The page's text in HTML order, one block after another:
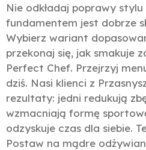
Nie odkładaj poprawy
fundamentem jest dobrze
Wybierz wariant
przekonaj się, jak smakuje
Perfect Chef. Przejrzyj
dziś. Nasi klienci z
rezultaty: jedni redukują
wzmacniają formę
odzyskuje czas dla siebie.
Postaw na mądre